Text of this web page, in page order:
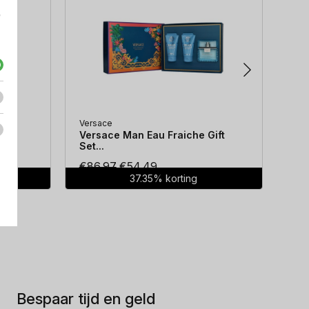
Versace
Versace Man Eau Fraiche Gift
Set...
€86.97Oorspronkelijke
prijs
€54.49Huidige
prijs
37.35% korting
Bespaar tijd en geld